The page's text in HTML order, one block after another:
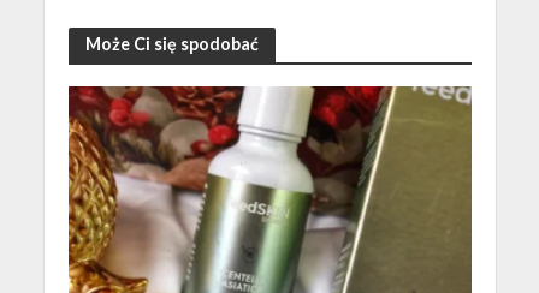
Może Ci się spodobać